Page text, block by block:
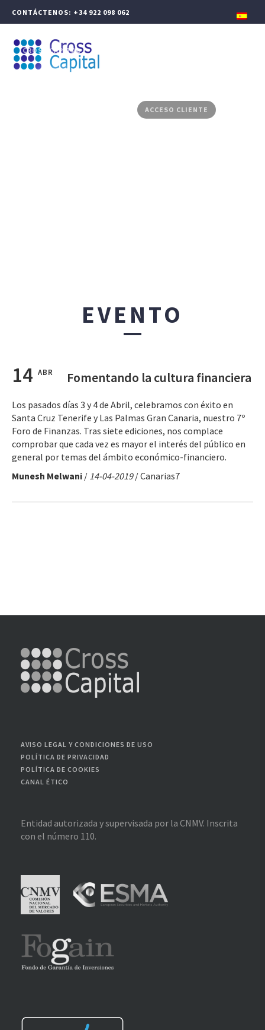
CONTÁCTENOS: +34 922 098 062
CROSS CAPITAL
ACCESO CLIENTE
EVENTO
14 ABR Fomentando la cultura financiera
Los pasados días 3 y 4 de Abril, celebramos con éxito en
Santa Cruz Tenerife y Las Palmas Gran Canaria, nuestro 7º
Foro de Finanzas. Tras siete ediciones, nos complace
comprobar que cada vez es mayor el interés del público en
general por temas del ámbito económico-financiero.
Munesh Melwani / 14-04-2019/ Canarias7
AVISO LEGAL Y CONDICIONES DE USO
POLÍTICA DE PRIVACIDAD
POLÍTICA DE COOKIES
CANAL ÉTICO
Entidad autorizada y supervisada por la CNMV. Inscrita
con el número 110.